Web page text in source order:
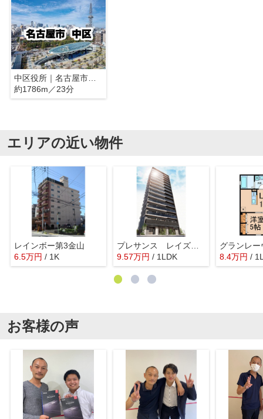
中区役所｜名古屋市中区
約1786m／23分
エリアの近い物件
レインボー第3金山
6.5万円 / 1K
プレサンス レイズ 鶴舞公園
9.57万円 / 1LDK
グランレー
8.4万円 /
お客様の声